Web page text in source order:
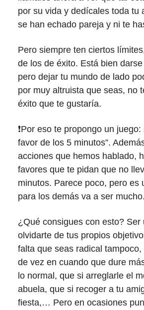
por su vida y dedícales toda tu
se han echado pareja y ni te
Pero siempre ten ciertos
de los de éxito. Está bien
pero dejar tu mundo de lado
por muy altruista que seas, no
éxito que te gustaría.
❗Por eso te propongo un juego:
favor de los 5 minutos”.
acciones que hemos hablado,
favores que te pidan que no
minutos. Parece poco, pero es
para los demás va a ser mucho.
¿Qué consigues con esto? Ser
olvidarte de tus propios
falta que seas radical
de vez en cuando que dure
lo normal, que si arreglarle el
abuela, que si recoger a tu
fiesta,… Pero en ocasiones